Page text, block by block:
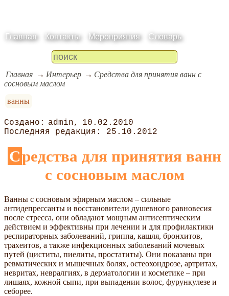
Главная Контакты Мероприятия Словарь
Главная Интерьер
Средства для принятия ванн с
сосновым маслом
ванны
admin
10.02.2010
25.10.2012
Средства для принятия ванн
с сосновым маслом
Ванны с сосновым эфирным маслом – сильные
антидепрессанты и восстановители душевного равновесия
после стресса, они обладают мощным антисептическим
действием и эффективны при лечении и для профилактики
респираторных заболеваний, гриппа, кашля, бронхитов,
трахеитов, а также инфекционных заболеваний мочевых
путей (циститы, пиелиты, простатиты). Они показаны при
ревматических и мышечных болях, остеохондрозе, артритах,
невритах, невралгиях, в дерматологии и косметике – при
лишаях, кожной сыпи, при выпадении волос, фурункулезе и
себорее.